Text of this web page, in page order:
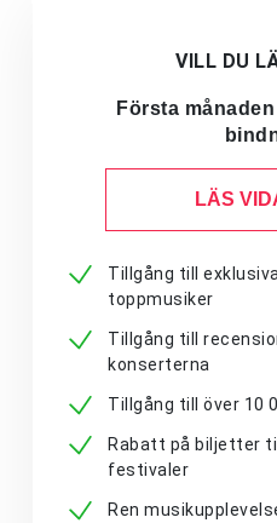
VILL DU
Första
LÄS
Tillgång till
toppmusiker
Tillgång till
konserterna
Tillgång till över 10
Rabatt på biljetter
festivaler
Ren